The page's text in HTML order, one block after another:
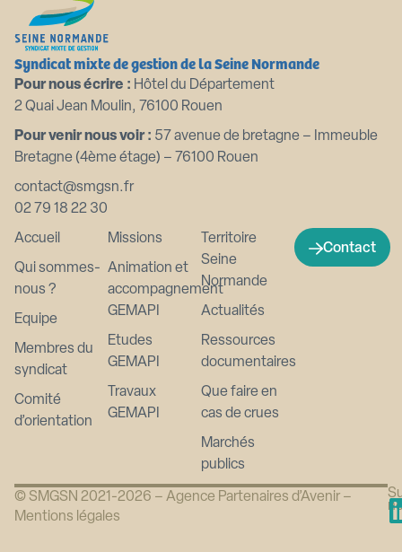
Syndicat mixte de gestion de la Seine Normande
Pour nous écrire : Hôtel du Département
2 Quai Jean Moulin, 76100 Rouen
Pour venir nous voir : 57 avenue de bretagne – Immeuble
Bretagne (4ème étage) – 76100 Rouen
contact@smgsn.fr
02 79 18 22 30
Accueil
Qui sommes-
nous ?
Equipe
Membres du
syndicat
Comité
d’orientation
Missions
Animation et
accompagnement
GEMAPI
Etudes
GEMAPI
Travaux
GEMAPI
Territoire
Seine
Normande
Actualités
Ressources
documentaires
Que faire en
cas de crues
Marchés
publics
Contact
© SMGSN 2021-2026 – Agence Partenaires d’Avenir –
Mentions légales